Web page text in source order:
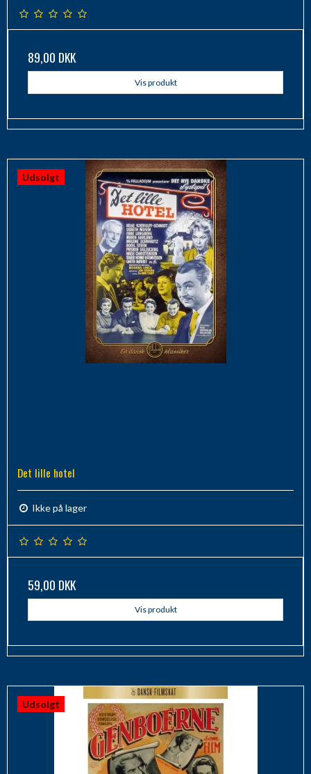
89,00 DKK
Vis produkt
Udsolgt
Det lille hotel
Ikke på lager
59,00 DKK
Vis produkt
Udsolgt